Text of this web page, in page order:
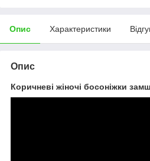
Опис Характеристики
Опис
Коричневі жіночі босоніжки